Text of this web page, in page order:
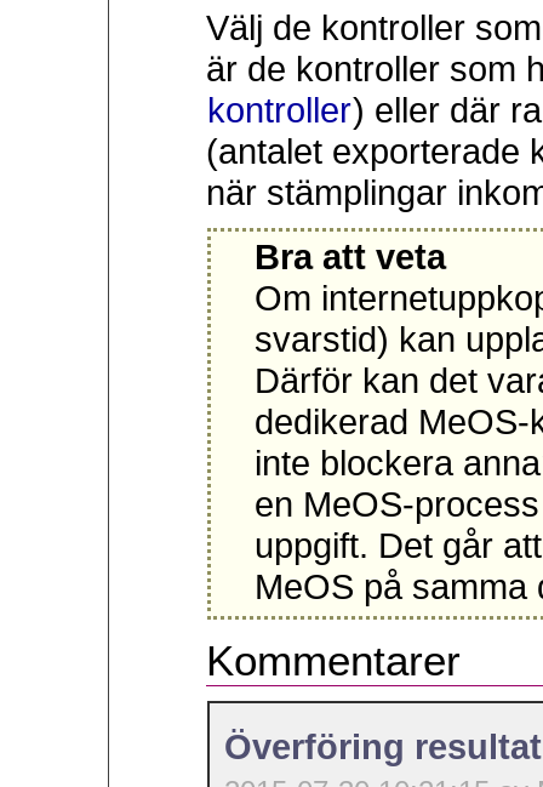
Välj de kontroller
är de kontroller som
kontroller) eller där
(antalet exporterade
när stämplingar
Bra att veta
Om
svarstid) kan
Därför kan det
dedikerad MeOS-
inte blockera
en MeOS-
uppgift. Det går
MeOS på samma
Kommentarer
Överföring